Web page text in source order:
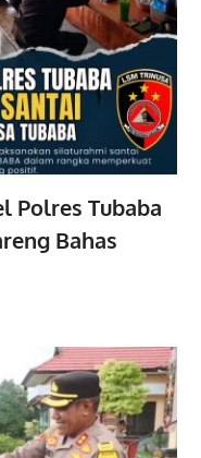
Polres Tubaba
Bahas